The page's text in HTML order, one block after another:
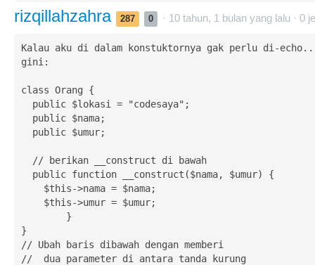
rizqillahzahra 287 0 · 10 tahun, 1 bulan yang lalu · 0
Kalau aku di dalam konstuktornya gak perlu di-
gini:
class Orang {
}
// Ubah baris dibawah dengan memberi
//  dua parameter di antara tanda kurung